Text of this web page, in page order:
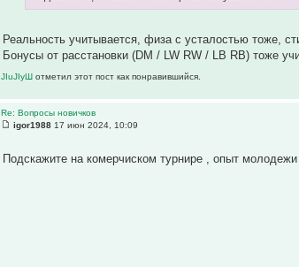
Реальность учитывается, физа с усталостью тоже,
Бонусы от расстановки (DM / LW RW / LB RB) тоже
JIuJIyШотметил этот пост как понравившийся.
Re: Вопросы новичков
igor1988 17 июн 2024, 10:09
Подскажите на комерчиском турнире , опыт